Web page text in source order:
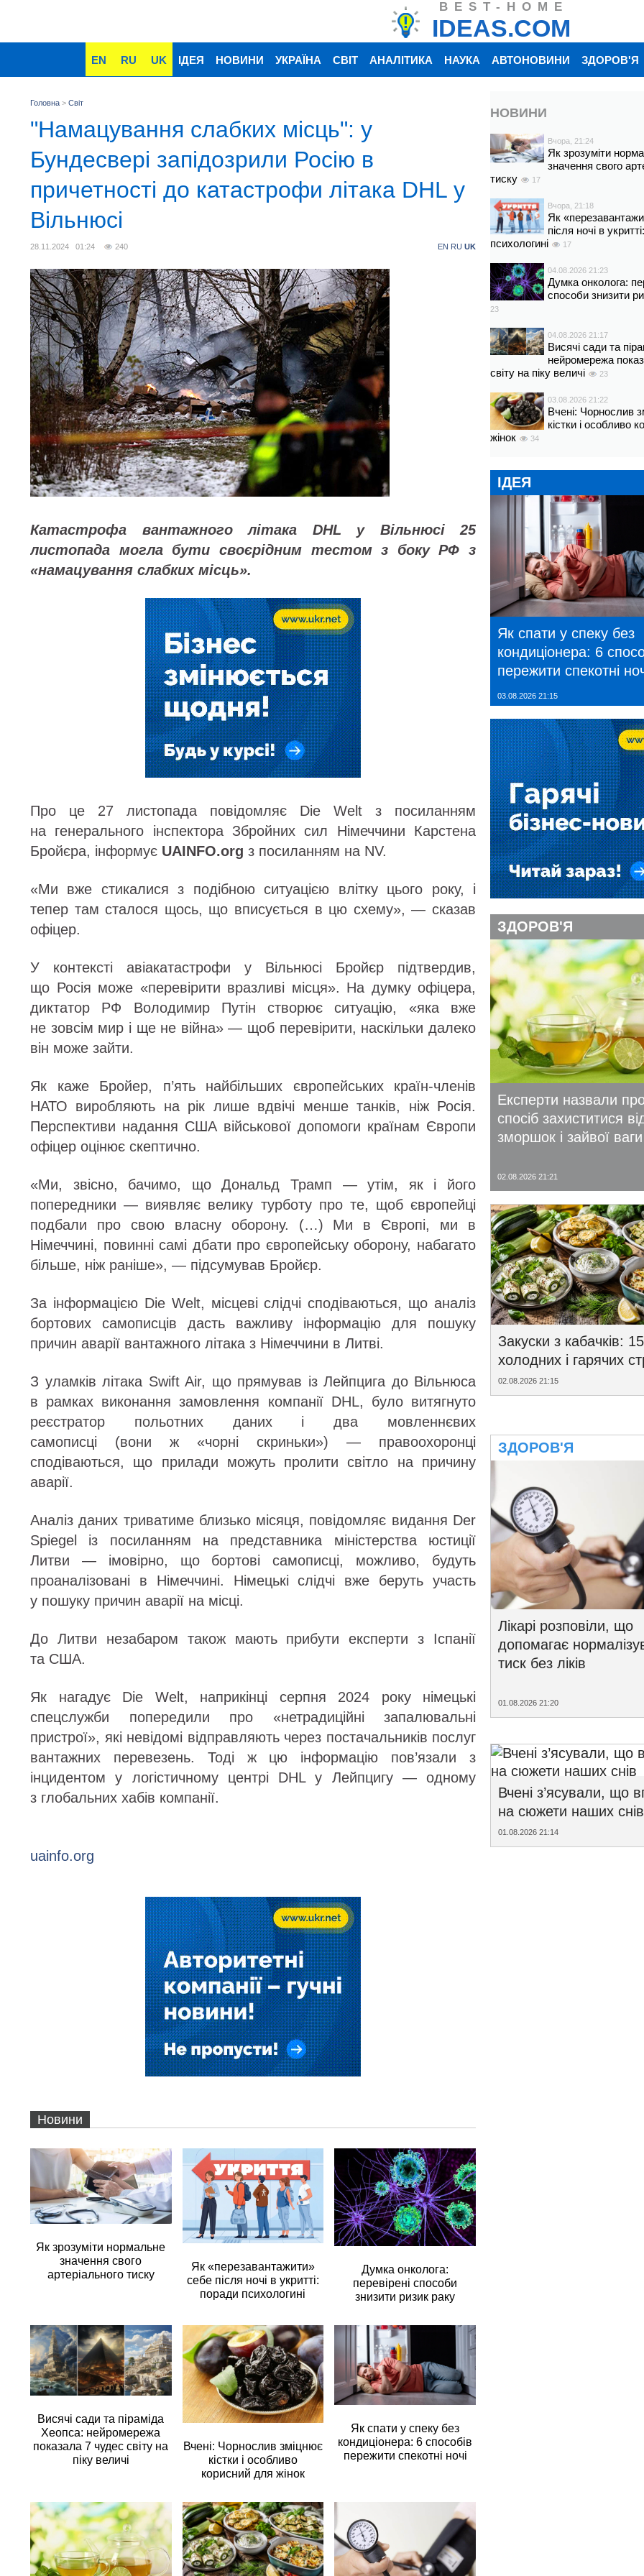
BEST-HOME
IDEAS.COM
EN RU UK ІДЕЯ НОВИНИ УКРАЇНА СВІТ АНАЛІТИКА НАУКА АВТОНОВИНИ ЗДОРОВ'Я
Головна > Світ
"Намацування слабких місць": у
Бундесвері запідозрили Росію в
причетності до катастрофи літака DHL у
Вільнюсі
28.11.2024 01:24 240 EN RU UK
Катастрофа вантажного літака DHL у Вільнюсі 25
листопада могла бути своєрідним тестом з боку РФ з
«намацування слабких місць».
Про це 27 листопада повідомляє Die Welt з посиланням
на генерального інспектора Збройних сил Німеччини Карстена
Бройєра, інформує UAINFO.org з посиланням на NV.
«Ми вже стикалися з подібною ситуацією влітку цього року, і
тепер там сталося щось, що вписується в цю схему», — сказав
офіцер.
У контексті авіакатастрофи у Вільнюсі Бройєр підтвердив,
що Росія може «перевірити вразливі місця». На думку офіцера,
диктатор РФ Володимир Путін створює ситуацію, «яка вже
не зовсім мир і ще не війна» — щоб перевірити, наскільки далеко
він може зайти.
Як каже Бройер, п’ять найбільших європейських країн-членів
НАТО виробляють на рік лише вдвічі менше танків, ніж Росія.
Перспективи надання США військової допомоги країнам Європи
офіцер оцінює скептично.
«Ми, звісно, бачимо, що Дональд Трамп — утім, як і його
попередники — виявляє велику турботу про те, щоб європейці
подбали про свою власну оборону. (…) Ми в Європі, ми в
Німеччині, повинні самі дбати про європейську оборону, набагато
більше, ніж раніше», — підсумував Бройєр.
За інформацією Die Welt, місцеві слідчі сподіваються, що аналіз
бортових самописців дасть важливу інформацію для пошуку
причин аварії вантажного літака з Німеччини в Литві.
З уламків літака Swift Air, що прямував із Лейпцига до Вільнюса
в рамках виконання замовлення компанії DHL, було витягнуто
реєстратор польотних даних і два мовленнєвих
самописці (вони ж «чорні скриньки») — правоохоронці
сподіваються, що прилади можуть пролити світло на причину
аварії.
Аналіз даних триватиме близько місяця, повідомляє видання Der
Spiegel із посиланням на представника міністерства юстиції
Литви — імовірно, що бортові самописці, можливо, будуть
проаналізовані в Німеччині. Німецькі слідчі вже беруть участь
у пошуку причин аварії на місці.
До Литви незабаром також мають прибути експерти з Іспанії
та США.
Як нагадує Die Welt, наприкінці серпня 2024 року німецькі
спецслужби попередили про «нетрадиційні запалювальні
пристрої», які невідомі відправляють через постачальників послуг
вантажних перевезень. Тоді ж цю інформацію пов’язали з
інцидентом у логістичному центрі DHL у Лейпцигу — одному
з глобальних хабів компанії.
uainfo.org
Новини
Як зрозуміти нормальне
значення свого
артеріального тиску
Як «перезавантажити»
себе після ночі в укритті:
поради психологині
Думка онколога:
перевірені способи
знизити ризик раку
Висячі сади та піраміда
Хеопса: нейромережа
показала 7 чудес світу на
піку величі
Вчені: Чорнослив зміцнює
кістки і особливо
корисний для жінок
Як спати у спеку без
кондиціонера: 6 способів
пережити спекотні ночі
НОВИНИ
Вчора, 21:24
Як зрозуміти
значення свого
тиску
17
Вчора, 21:18
Як
після ночі в
психологині
17
04.08.2026 21:23
Думка онколога:
способи знизити
23
04.08.2026 21:17
Висячі сади та
нейромережа
світу на піку величі
23
03.08.2026 21:22
Вчені: Чорнослив
кістки і особливо
жінок
34
ІДЕЯ
Як спати у спеку без
кондиціонера: 6
пережити спекотні
03.08.2026 21:15
ЗДОРОВ'Я
Експерти назвали
спосіб захиститися
зморшок і зайвої ваги
02.08.2026 21:21
Закуски з кабачків: 15
холодних і гарячих
02.08.2026 21:15
ЗДОРОВ'Я
Лікарі розповіли, що
допомагає
тиск без ліків
01.08.2026 21:20
Вчені з’ясували, що
на сюжети наших снів
01.08.2026 21:14